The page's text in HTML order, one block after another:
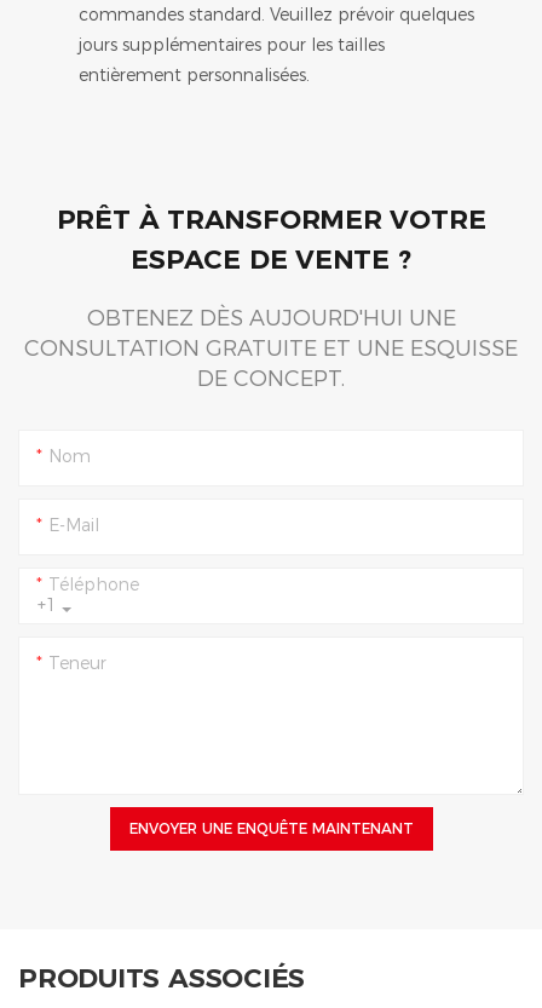
commandes standard. Veuillez prévoir quelques
jours supplémentaires pour les tailles
entièrement personnalisées.
PRÊT À TRANSFORMER VOTRE
ESPACE DE VENTE ?
OBTENEZ DÈS AUJOURD'HUI UNE
CONSULTATION GRATUITE ET UNE ESQUISSE
DE CONCEPT.
Nom
E-Mail
+1
Téléphone
Teneur
ENVOYER UNE ENQUÊTE MAINTENANT
PRODUITS ASSOCIÉS